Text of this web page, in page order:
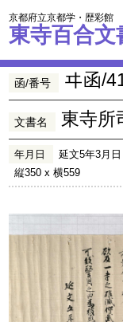
京都府立京都学・歴彩館
東寺百合文
函/番号 ヰ函/
文書名 東寺所
年月日 延文5年3月日
縦350 x 横559